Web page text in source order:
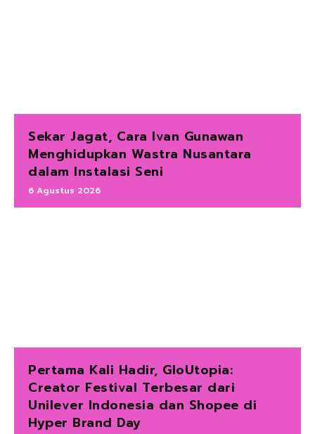
Sekar Jagat, Cara Ivan Gunawan
Menghidupkan Wastra Nusantara
dalam Instalasi Seni
6 Agustus 2026
Pertama Kali Hadir, GloUtopia:
Creator Festival Terbesar dari
Unilever Indonesia dan Shopee di
Hyper Brand Day